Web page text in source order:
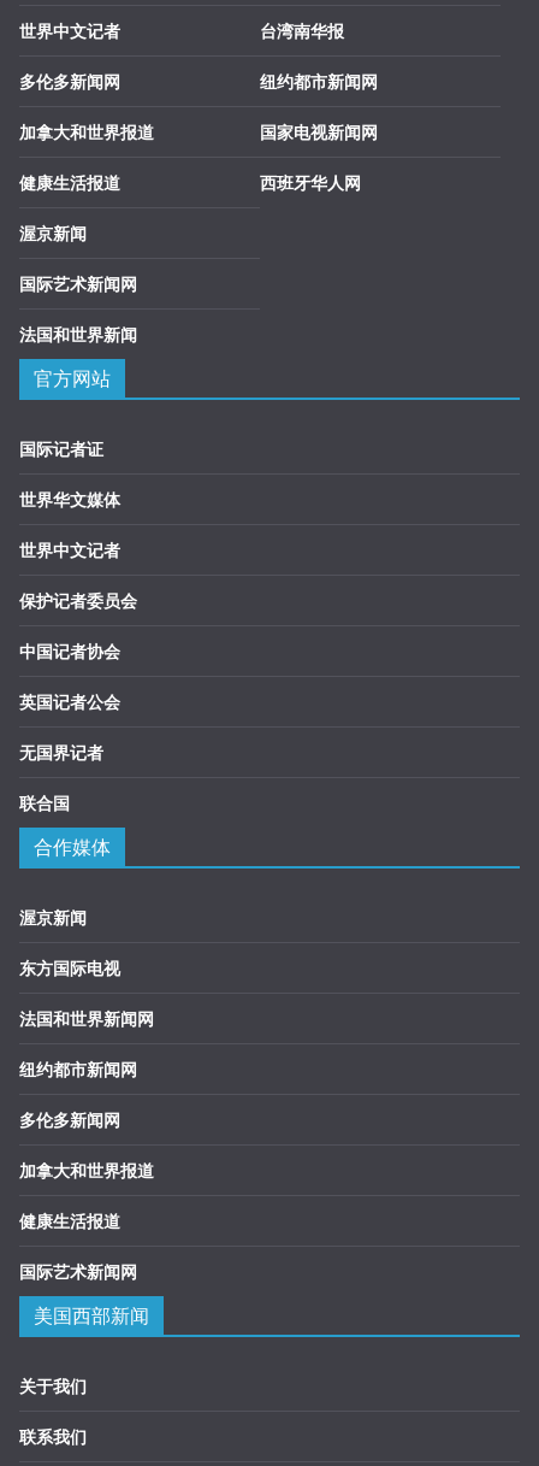
世界中文记者
多伦多新闻网
加拿大和世界报道
健康生活报道
渥京新闻
国际艺术新闻网
法国和世界新闻
台湾南华报
纽约都市新闻网
国家电视新闻网
西班牙华人网
官方网站
国际记者证
世界华文媒体
世界中文记者
保护记者委员会
中国记者协会
英国记者公会
无国界记者
联合国
合作媒体
渥京新闻
东方国际电视
法国和世界新闻网
纽约都市新闻网
多伦多新闻网
加拿大和世界报道
健康生活报道
国际艺术新闻网
美国西部新闻
关于我们
联系我们